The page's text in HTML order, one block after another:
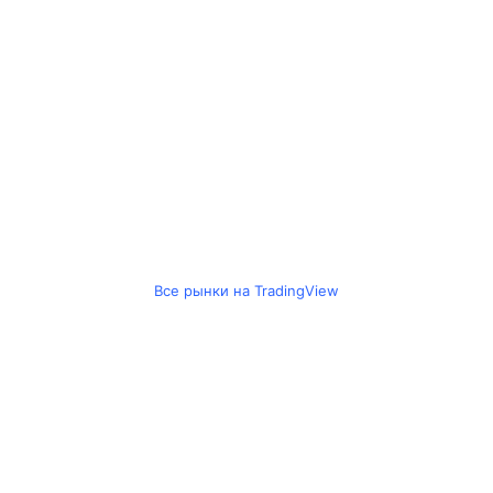
Все рынки на TradingView